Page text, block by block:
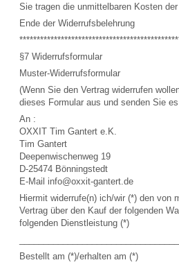
Sie tragen die unmittelbaren Kosten
Ende der Widerrufsbelehrung
§7 Widerrufsformular
Muster-Widerrufsformular
(Wenn Sie den Vertrag widerrufen
dieses Formular aus und senden Sie
An :
OXXIT Tim Gantert e.K.
Tim Gantert
Deepenwischenweg 19
D-25474 Bönningstedt
E-Mail info@oxxit-gantert.de
Hiermit widerrufe(n) ich/wir (*) den von
Vertrag über den Kauf der folgenden
folgenden Dienstleistung (*)
Bestellt am (*)/erhalten am (*)